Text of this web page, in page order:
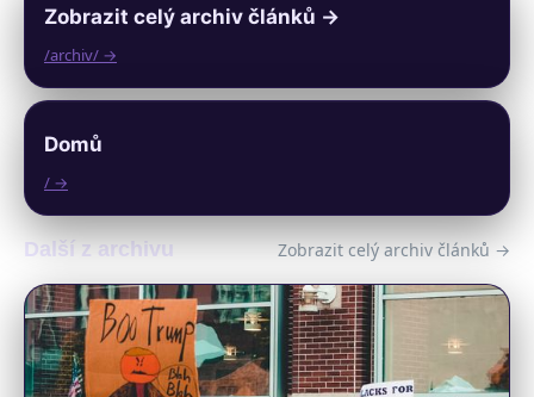
Zobrazit celý archiv článků →
/archiv/ →
Domů
/ →
Další z archivu Zobrazit celý archiv článků →